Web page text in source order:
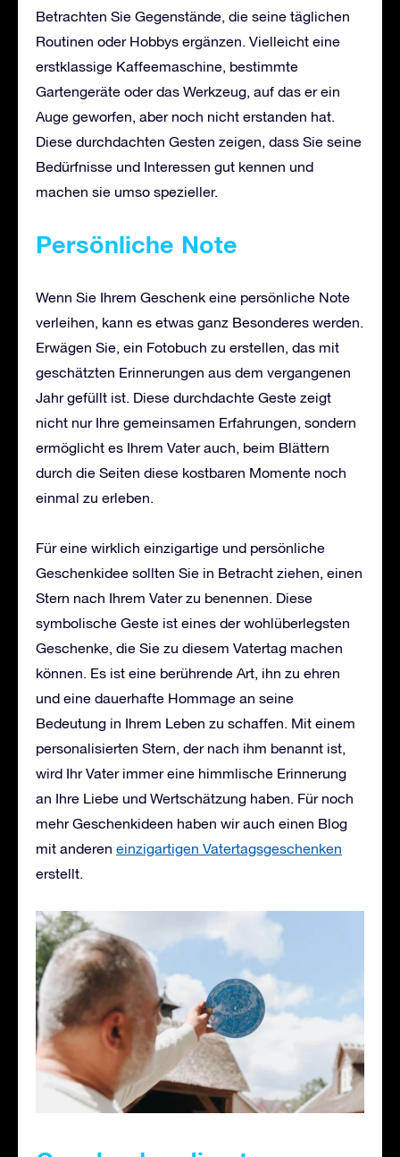
Betrachten Sie Gegenstände, die seine täglichen
Routinen oder Hobbys ergänzen. Vielleicht eine
erstklassige Kaffeemaschine, bestimmte
Gartengeräte oder das Werkzeug, auf das er ein
Auge geworfen, aber noch nicht erstanden hat.
Diese durchdachten Gesten zeigen, dass Sie seine
Bedürfnisse und Interessen gut kennen und
machen sie umso spezieller.
Persönliche Note
Wenn Sie Ihrem Geschenk eine persönliche Note
verleihen, kann es etwas ganz Besonderes werden.
Erwägen Sie, ein Fotobuch zu erstellen, das mit
geschätzten Erinnerungen aus dem vergangenen
Jahr gefüllt ist. Diese durchdachte Geste zeigt
nicht nur Ihre gemeinsamen Erfahrungen, sondern
ermöglicht es Ihrem Vater auch, beim Blättern
durch die Seiten diese kostbaren Momente noch
einmal zu erleben.
Für eine wirklich einzigartige und persönliche
Geschenkidee sollten Sie in Betracht ziehen, einen
Stern nach Ihrem Vater zu benennen. Diese
symbolische Geste ist eines der wohlüberlegsten
Geschenke, die Sie zu diesem Vatertag machen
können. Es ist eine berührende Art, ihn zu ehren
und eine dauerhafte Hommage an seine
Bedeutung in Ihrem Leben zu schaffen. Mit einem
personalisierten Stern, der nach ihm benannt ist,
wird Ihr Vater immer eine himmlische Erinnerung
an Ihre Liebe und Wertschätzung haben. Für noch
mehr Geschenkideen haben wir auch einen Blog
mit anderen einzigartigen Vatertagsgeschenken
erstellt.